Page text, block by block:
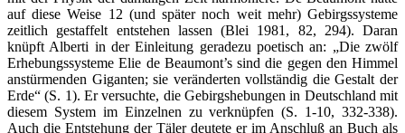
auf diese Weise 12 (und später noch weit mehr) Gebirgssysteme
zeitlich gestaffelt entstehen lassen (Blei 1981, 82, 294). Daran
knüpft Alberti in der Einleitung geradezu poetisch an: „Die zwölf
Erhebungssysteme Elie de Beaumont’s sind die gegen den Himmel
anstürmenden Giganten; sie veränderten vollständig die Gestalt der
Erde“ (S. 1). Er versuchte, die Gebirgshebungen in Deutschland mit
diesem System im Einzelnen zu verknüpfen (S. 1-10, 332-338).
Auch die Entstehung der Täler deutete er im Anschluß an Buch als